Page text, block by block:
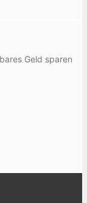
Geld sparen